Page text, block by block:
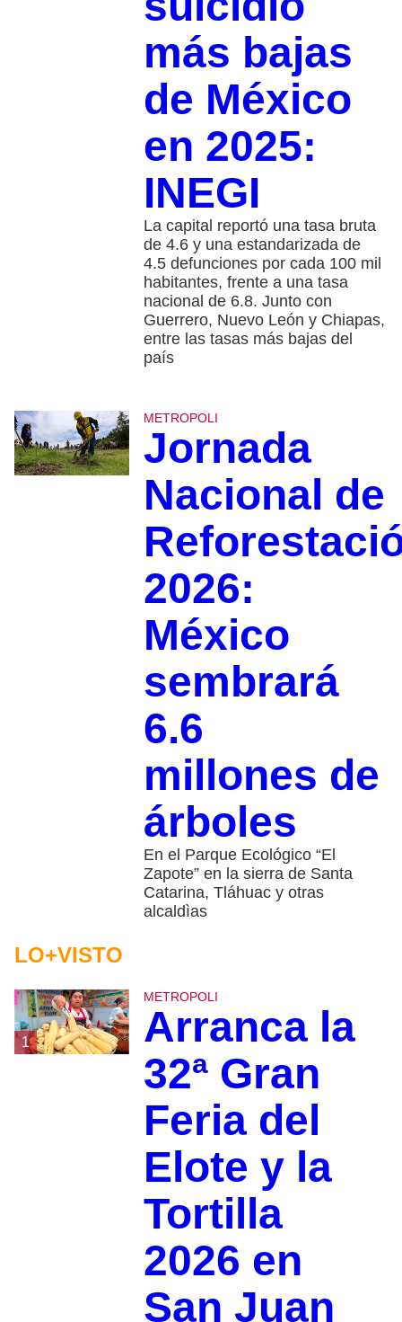
más bajas
de México
en 2025:
INEGI
La capital reportó una tasa bruta
de 4.6 y una estandarizada de
4.5 defunciones por cada 100 mil
habitantes, frente a una tasa
nacional de 6.8. Junto con
Guerrero, Nuevo León y Chiapas,
entre las tasas más bajas del
país
METROPOLI
Jornada
Nacional de
2026:
México
sembrará
6.6
millones de
árboles
En el Parque Ecológico “El
Zapote” en la sierra de Santa
Catarina, Tláhuac y otras
alcaldìas
LO+VISTO
1
METROPOLI
Arranca la
32ª Gran
Feria del
Elote y la
Tortilla
2026 en
San Juan